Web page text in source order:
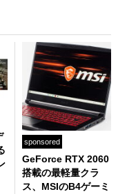
sponsored
GeForce RTX 2060
搭載の最軽量クラ
ス、MSIのB4ゲーミ